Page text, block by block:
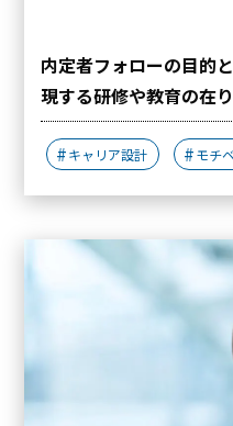
内定者フォローの目的
現する研修や教育の在
キャリア設計 モチ